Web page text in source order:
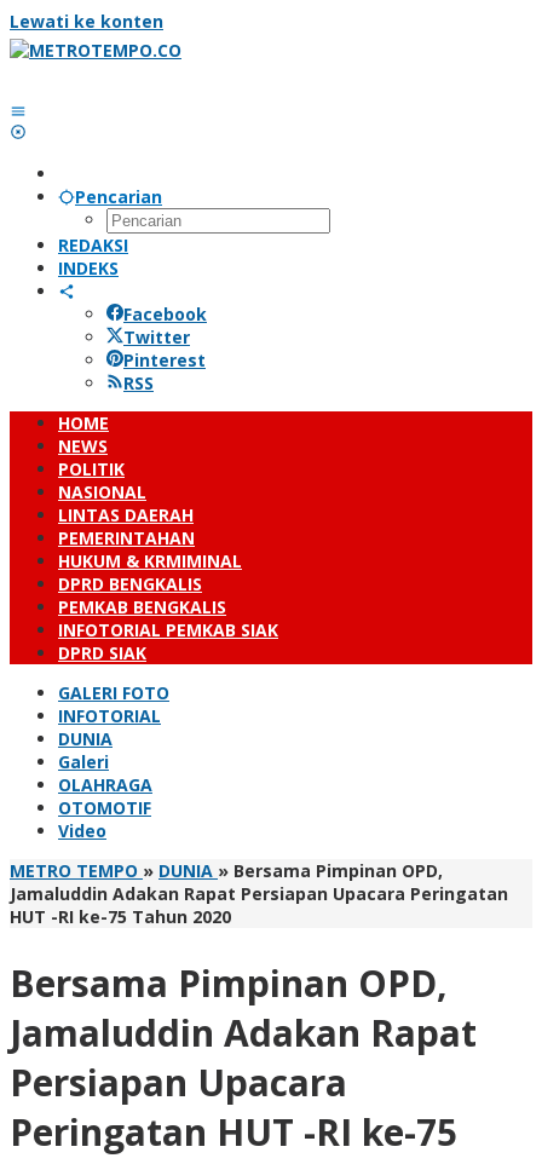
Lewati ke konten
Pencarian
REDAKSI
INDEKS
Facebook
Twitter
Pinterest
RSS
HOME
NEWS
POLITIK
NASIONAL
LINTAS DAERAH
PEMERINTAHAN
HUKUM & KRMIMINAL
DPRD BENGKALIS
PEMKAB BENGKALIS
INFOTORIAL PEMKAB SIAK
DPRD SIAK
GALERI FOTO
INFOTORIAL
DUNIA
Galeri
OLAHRAGA
OTOMOTIF
Video
METRO TEMPO » DUNIA » Bersama Pimpinan OPD,
Jamaluddin Adakan Rapat Persiapan Upacara Peringatan
HUT -RI ke-75 Tahun 2020
Bersama Pimpinan OPD,
Jamaluddin Adakan Rapat
Persiapan Upacara
Peringatan HUT -RI ke-75